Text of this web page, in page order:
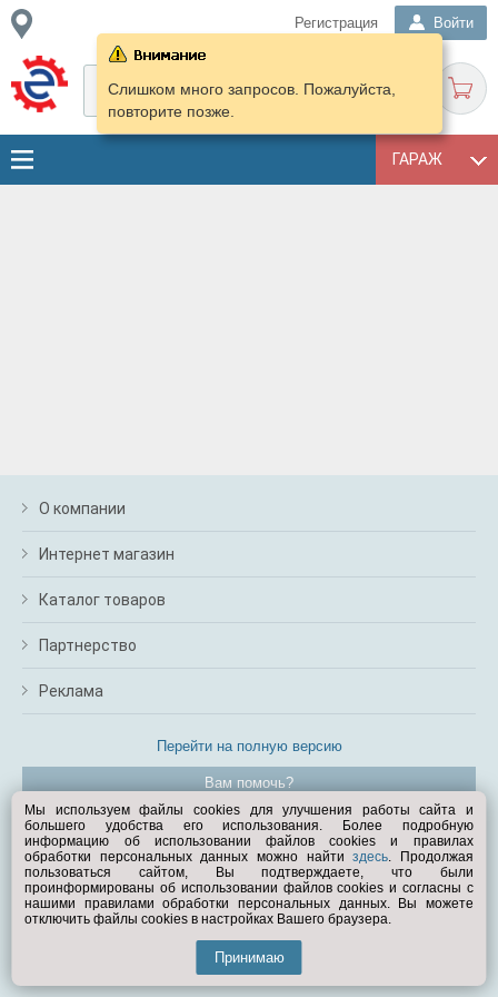
Регистрация Войти
ГАРАЖ
Слишком много запросов. Пожалуйста,
повторите позже.
О компании
Интернет магазин
Каталог товаров
Партнерство
Реклама
Перейти на полную версию
Вам помочь?
© Exist.ru 1998—2026
Мы используем файлы cookies для улучшения работы сайта и
большего удобства его использования. Более подробную
информацию об использовании файлов cookies и правилах
обработки персональных данных можно найтиздесь. Продолжая
пользоваться сайтом, Вы подтверждаете, что были
проинформированы об использовании файлов cookies и согласны с
нашими правилами обработки персональных данных. Вы можете
отключить файлы cookies в настройках Вашего браузера.
Принимаю